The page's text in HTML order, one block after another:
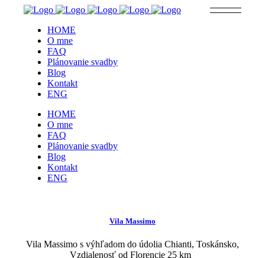
HOME
O mne
FAQ
Plánovanie svadby
Blog
Kontakt
ENG
HOME
O mne
FAQ
Plánovanie svadby
Blog
Kontakt
ENG
Vila Massimo
Vila Massimo s výhľadom do údolia Chianti, Toskánsko,
Vzdialenosť od Florencie 25 km